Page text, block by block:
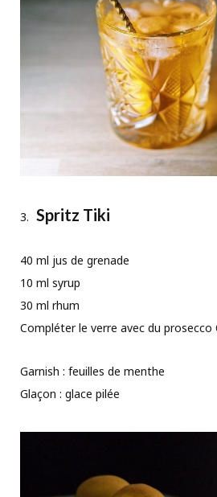
Spritz Tiki
40 ml jus de grenade
10 ml syrup
30 ml rhum
Compléter le verre avec du prosecco
Garnish : feuilles de menthe
Glaçon : glace pilée